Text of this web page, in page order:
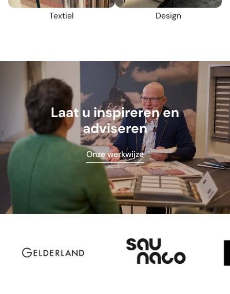
Textiel Design
Laat u inspireren en
adviseren
Onze werkwijze